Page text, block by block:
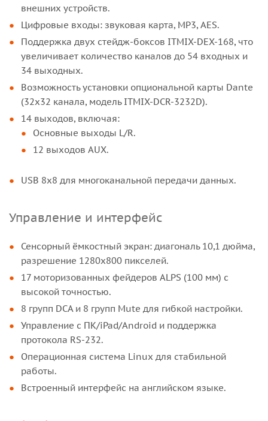
внешних устройств.
Цифровые входы: звуковая карта, MP3, AES.
Поддержка двух стейдж-боксов ITMIX-DEX-168, что
увеличивает количество каналов до 54 входных и
34 выходных.
Возможность установки опциональной карты Dante
(32х32 канала, модель ITMIX-DCR-3232D).
14 выходов, включая:
Основные выходы L/R.
12 выходов AUX.
USB 8х8 для многоканальной передачи данных.
Управление и интерфейс
Сенсорный ёмкостный экран: диагональ 10,1 дюйма,
разрешение 1280x800 пикселей.
17 моторизованных фейдеров ALPS (100 мм) с
высокой точностью.
8 групп DCA и 8 групп Mute для гибкой настройки.
Управление с ПК/iPad/Android и поддержка
протокола RS-232.
Операционная система Linux для стабильной
работы.
Встроенный интерфейс на английском языке.